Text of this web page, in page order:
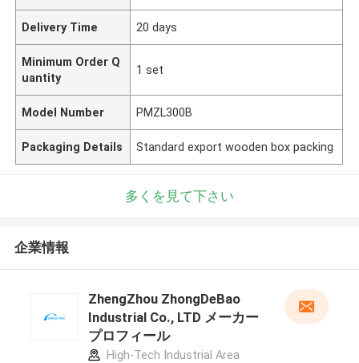
Delivery Time 20 days
Minimum Order Q
uantity
1 set
Model Number PMZL300B
Packaging Details Standard export wooden box packing
多くを見て下さい
企業情報
ZhengZhou ZhongDeBao
Industrial Co., LTD メーカー
プロフィール
High-Tech Industrial Area